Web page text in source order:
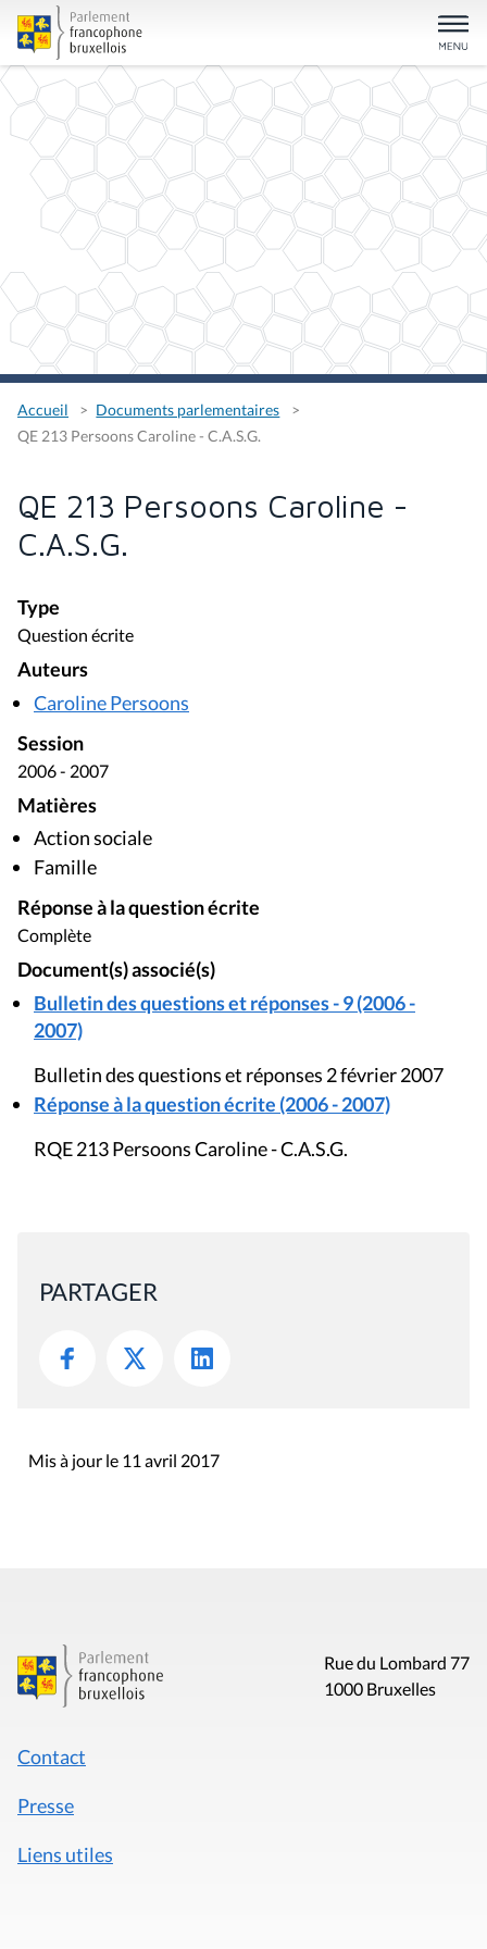
Accueil
Documents parlementaires
QE 213 Persoons Caroline - C.A.S.G.
QE 213 Persoons Caroline -
C.A.S.G.
Type
Question écrite
Auteurs
Caroline Persoons
Session
2006 - 2007
Matières
Action sociale
Famille
Réponse à la question écrite
Complète
Document(s) associé(s)
Bulletin des questions et réponses - 9 (2006 -
2007)
Bulletin des questions et réponses 2 février 2007
Réponse à la question écrite (2006 - 2007)
RQE 213 Persoons Caroline - C.A.S.G.
PARTAGER
Mis à jour le 11 avril 2017
Rue du Lombard 77
1000 Bruxelles
Contact
Presse
Liens utiles